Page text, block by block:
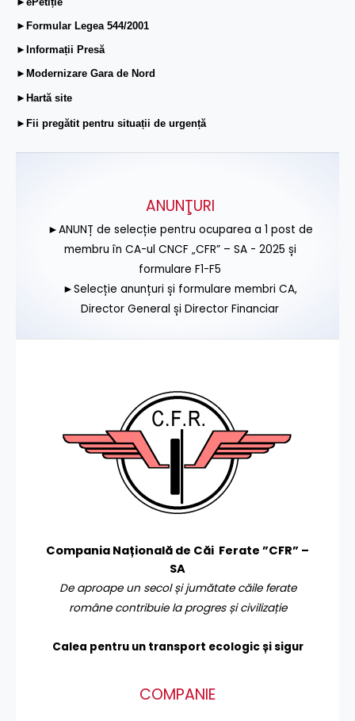
►Formular Legea 544/2001
►Informații Presă
►Modernizare Gara de Nord
►Hartă site
►Fii pregătit pentru situații de urgență
ANUNŢURI
►ANUNȚ de selecție pentru ocuparea a 1 post de
membru în CA-ul CNCF „CFR” – SA - 2025 și
formulare F1-F5
►Selecție anunțuri și formulare membri CA,
Director General și Director Financiar
Compania Națională de Căi Ferate ”CFR” –
SA
De aproape un secol și jumătate căile ferate
române contribuie la progres și civilizație
Calea pentru un transport ecologic și sigur
COMPANIE